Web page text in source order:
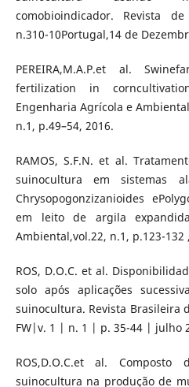
comobioindicador. Revista
n.310-10Portugal,14 de
PEREIRA,M.A.P.et al.
fertilization in
Engenharia Agrícola e
n.1, p.49–54, 2016.
RAMOS, S.F.N. et al.
suinocultura em sistemas
Chrysopogonzizanioides
em leito de argila
Ambiental,vol.22, n.1, p.123-132
ROS, D.O.C. et al.
solo após aplicações
suinocultura. Revista Brasileira
FW|v. 1 | n. 1 | p. 35-44 | julho
ROS,D.O.C.et al.
suinocultura na produção de